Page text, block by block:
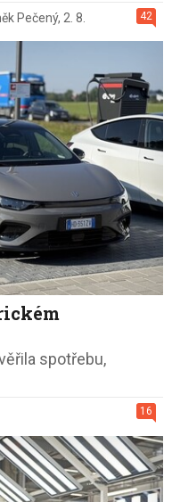
42
Pečený, 2. 8.
spotřebu,
16